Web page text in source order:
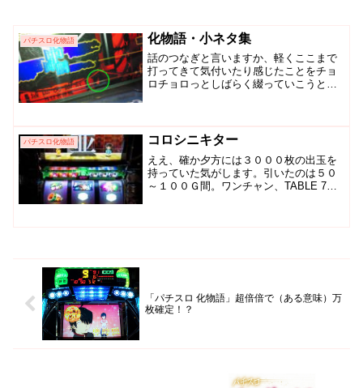
パチスロ化物語 化物語・小ネタ集
話のつなぎと言いますか、軽くここまで
打ってきて気付いたり感じたことをチョ
ロチョロっとしばらく綴っていこうと思
多いのは右側で、左側...
パチスロ化物語 コロシニキター
ええ、確か夕方には３０００枚の出玉を
持っていた気がします。引いたのは５０
～１００Ｇ間。ワンチャン、TABLE 7だ
「パチスロ 化物語」超倍倍で（ある意味）万
枚確定！？